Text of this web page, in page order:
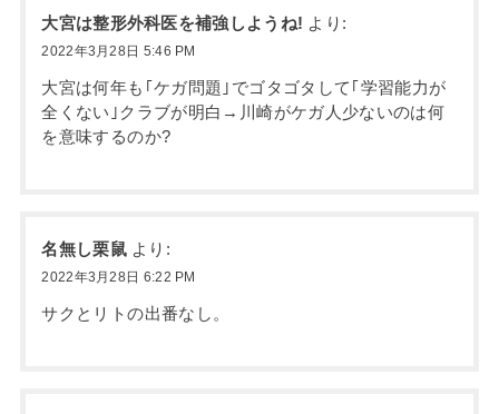
大宮は整形外科医を補強しようね! より:
2022年3月28日 5:46 PM
大宮は何年も｢ケガ問題｣でゴタゴタして｢学習能力が
全くない｣クラブが明白→川崎がケガ人少ないのは何
を意味するのか?
名無し栗鼠 より:
2022年3月28日 6:22 PM
サクとリトの出番なし。